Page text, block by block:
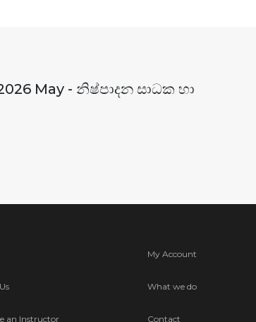
May - නිෂ්පාදන සාධක හා
an Instructor
My Account
What we do
Contact